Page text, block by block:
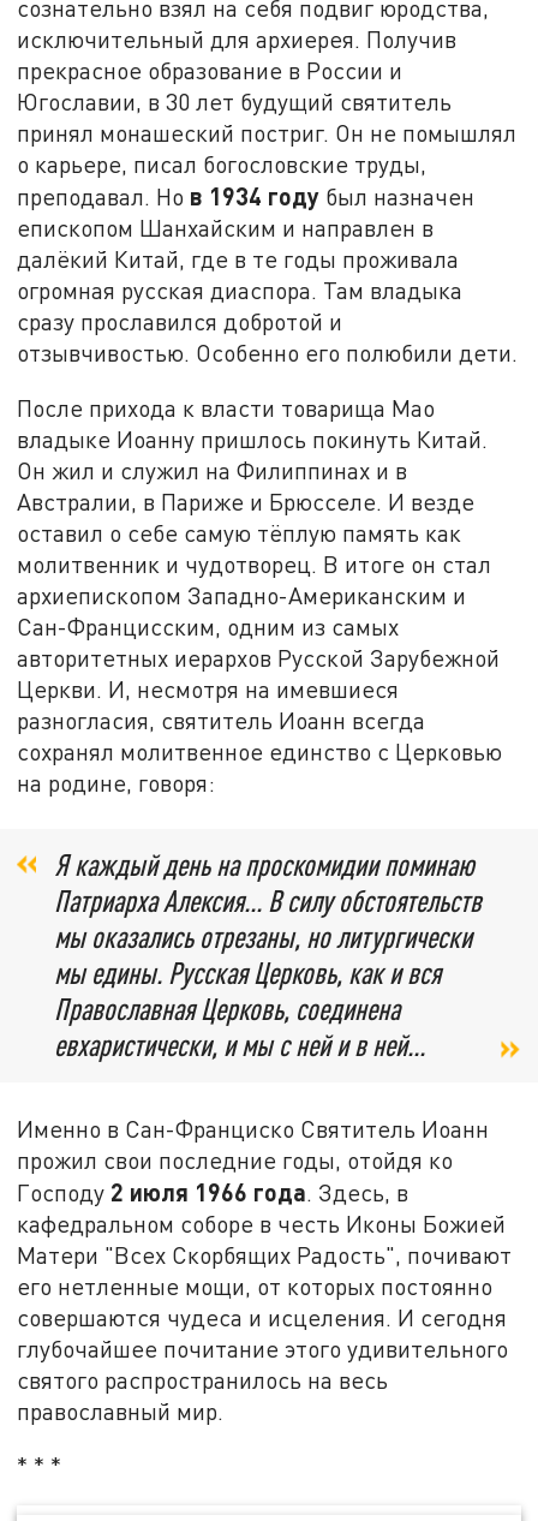
сознательно взял на себя подвиг юродства,
исключительный для архиерея. Получив
прекрасное образование в России и
Югославии, в 30 лет будущий святитель
принял монашеский постриг. Он не помышлял
о карьере, писал богословские труды,
преподавал. Но в 1934 году был назначен
епископом Шанхайским и направлен в
далёкий Китай, где в те годы проживала
огромная русская диаспора. Там владыка
сразу прославился добротой и
отзывчивостью. Особенно его полюбили дети.
После прихода к власти товарища Мао
владыке Иоанну пришлось покинуть Китай.
Он жил и служил на Филиппинах и в
Австралии, в Париже и Брюсселе. И везде
оставил о себе самую тёплую память как
молитвенник и чудотворец. В итоге он стал
архиепископом Западно-Американским и
Сан-Францисским, одним из самых
авторитетных иерархов Русской Зарубежной
Церкви. И, несмотря на имевшиеся
разногласия, святитель Иоанн всегда
сохранял молитвенное единство с Церковью
на родине, говоря:
Я каждый день на проскомидии поминаю
Патриарха Алексия... В силу обстоятельств
мы оказались отрезаны, но литургически
мы едины. Русская Церковь, как и вся
Православная Церковь, соединена
евхаристически, и мы с ней и в ней...
Именно в Сан-Франциско Святитель Иоанн
прожил свои последние годы, отойдя ко
Господу 2 июля 1966 года. Здесь, в
кафедральном соборе в честь Иконы Божией
Матери "Всех Скорбящих Радость", почивают
его нетленные мощи, от которых постоянно
совершаются чудеса и исцеления. И сегодня
глубочайшее почитание этого удивительного
святого распространилось на весь
православный мир.
* * *